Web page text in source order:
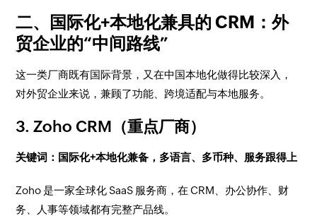
二、国际化+本地化兼具的 CRM：外
贸企业的“中间路线”
这一类厂商既有国际背景，又在中国本地化做得比较深入，
对外贸企业来说，兼顾了功能、跨境适配与本地服务。
3. Zoho CRM（重点厂商）
关键词：国际化+本地化兼备，多语言、多币种、服务跟得上
Zoho 是一家全球化 SaaS 服务商，在 CRM、办公协作、财
务、人事等领域都有完整产品线。